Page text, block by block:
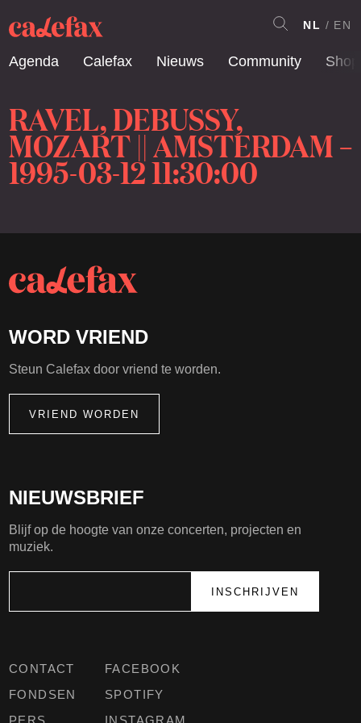
Agenda Calefax Nieuws Community Shop
NL EN
RAVEL, DEBUSSY,
MOZART || AMSTERDAM –
1995-03-12 11:30:00
CONTACT
FONDSEN
PERS
FACEBOOK
SPOTIFY
INSTAGRAM
NIEUWSBRIEF
Blijf op de hoogte van onze concerten, projecten en
muziek.
WORD VRIEND
Steun Calefax door vriend te worden.
VRIEND WORDEN